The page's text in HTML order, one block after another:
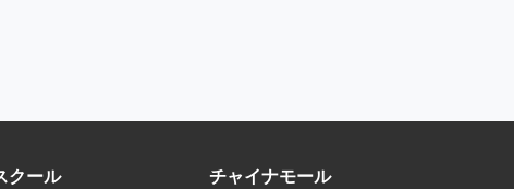
クール チャイナモール